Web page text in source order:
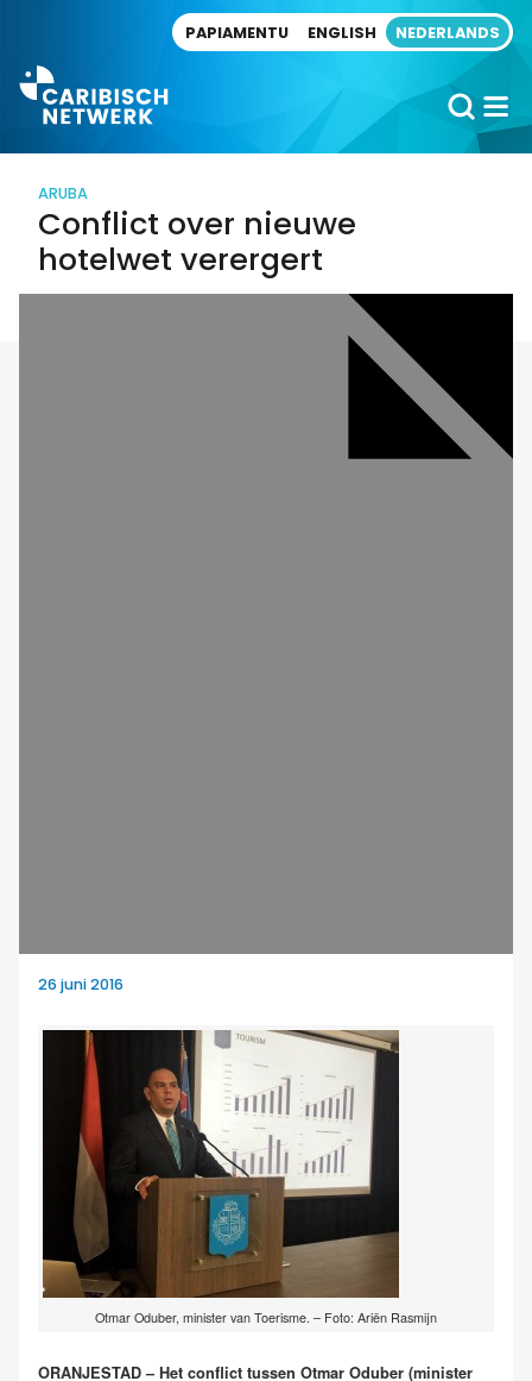
PAPIAMENTU ENGLISH NEDERLANDS
ARUBA
Conflict over nieuwe
hotelwet verergert
26 juni 2016
Otmar Oduber, minister van Toerisme. – Foto: Ariën Rasmijn
ORANJESTAD – Het conflict tussen Otmar Oduber (minister